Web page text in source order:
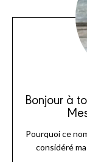
Bonjour à
Pourquoi ce
considéré